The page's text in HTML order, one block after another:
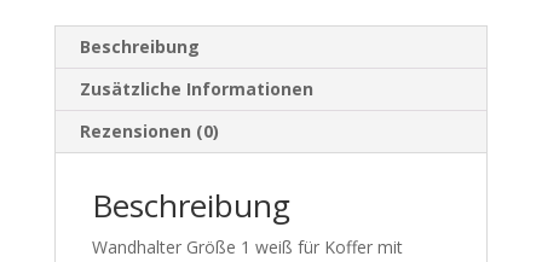
Beschreibung
Zusätzliche Informationen
Rezensionen (0)
Beschreibung
Wandhalter Größe 1 weiß für Koffer mit